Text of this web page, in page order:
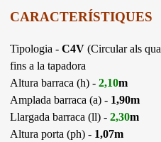
CARACTERÍSTIQUES
Tipologia -C4V (Circular als
fins a la tapadora
Altura barraca (h) -2,10m
Amplada barraca (a) - 1,90m
Llargada barraca (ll) -2,30m
Altura porta (ph) - 1,07m